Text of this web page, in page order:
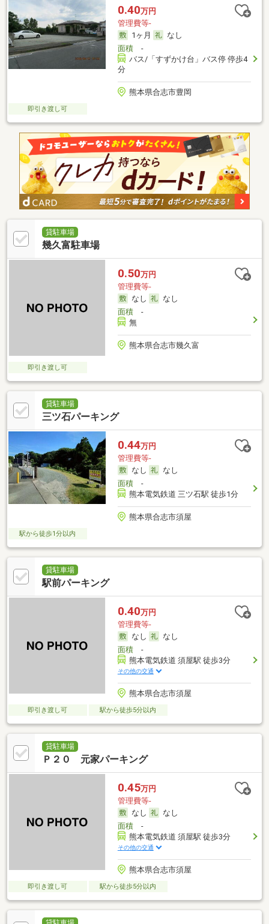
0.40万円
管理費等-
1ヶ月
なし
面積-
バス/「すずかけ台」バス停 停歩4
分
熊本県合志市豊岡
即引き渡し可
貸駐車場
幾久富駐車場
0.50万円
管理費等-
なし
なし
面積-
無
熊本県合志市幾久富
即引き渡し可
貸駐車場
三ツ石パーキング
0.44万円
管理費等-
なし
なし
面積-
熊本電気鉄道 三ツ石駅 徒歩1分
熊本県合志市須屋
駅から徒歩1分以内
貸駐車場
駅前パーキング
0.40万円
管理費等-
なし
なし
面積-
熊本電気鉄道 須屋駅 徒歩3分
その他の交通
熊本県合志市須屋
即引き渡し可 駅から徒歩5分以内
貸駐車場
Ｐ２０ 元家パーキング
0.45万円
管理費等-
なし
なし
面積-
熊本電気鉄道 須屋駅 徒歩3分
その他の交通
熊本県合志市須屋
即引き渡し可 駅から徒歩5分以内